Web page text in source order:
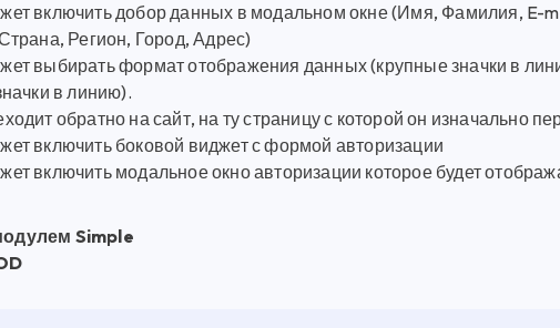
включить добор данных в модальном окне (Имя, Фамилия, E-
Регион, Город, Адрес)
выбирать формат отображения данных (крупные значки в
в линию).
обратно на сайт, на ту страницу с которой он изначально
включить боковой виджет с формой авторизации
включить модальное окно авторизации которое будет
Simple